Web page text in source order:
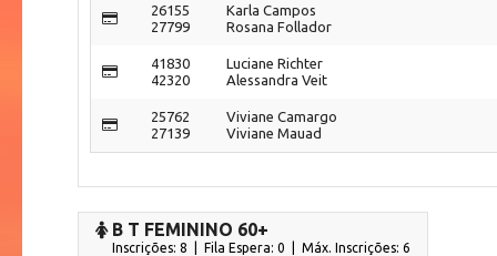
26155
27799
Karla Campos
Rosana Follador
41830
42320
Luciane Richter
Alessandra Veit
25762
27139
Viviane Camargo
Viviane Mauad
B T FEMININO 60+
Inscrições: 8 | Fila Espera: 0 | Máx. Inscrições: 6